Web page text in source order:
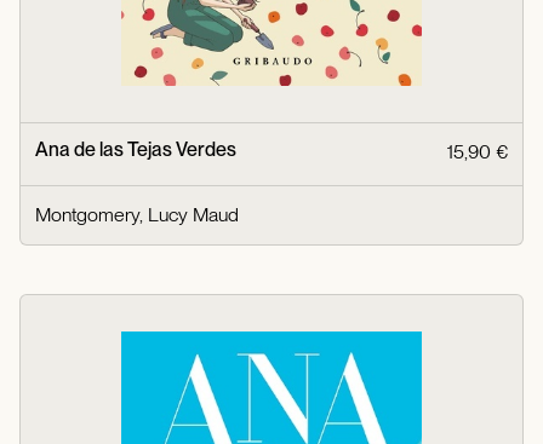
Ana de las Tejas Verdes 15,90 €
Montgomery, Lucy Maud